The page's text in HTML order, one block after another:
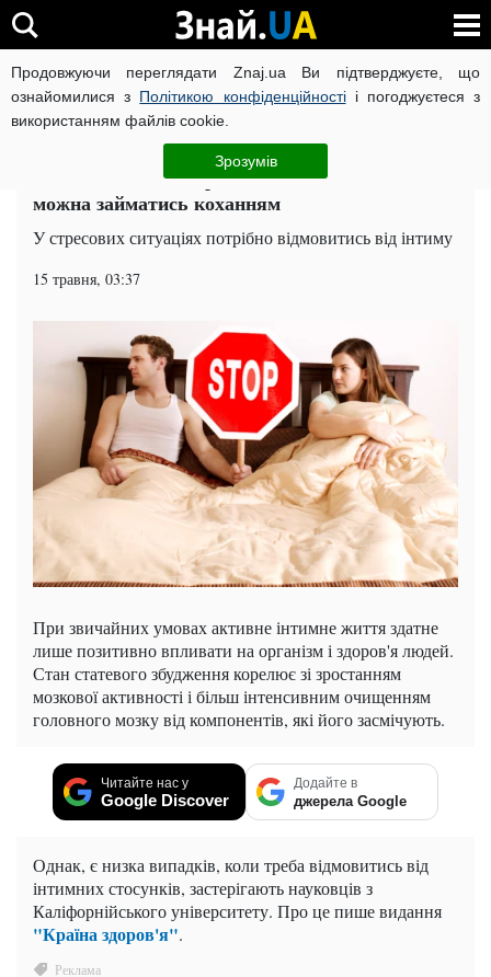
Продовжуючи переглядати Znaj.ua Ви підтверджуєте, що
ознайомилися з Політикою конфіденційностіі погоджуєтеся з
використанням файлів cookie.
Зрозумів
ВІЙНА РОСІЇ ПРОТИ УКРАЇНИ КОРОНАВІРУС В УКРАЇНІ
ЧИТАТЬ НА РУССКОМ
Небезпечно для здоров'я: в яких випадках не
можна займатись коханням
У стресових ситуаціях потрібно відмовитись від інтиму
15 травня, 03:37
При звичайних умовах активне інтимне життя здатне
лише позитивно впливати на організм і здоров'я людей.
Стан статевого збудження корелює зі зростанням
мозкової активності і більш інтенсивним очищенням
головного мозку від компонентів, які його засмічують.
Читайте нас у
Google Discover
Додайте в
джерела Google
Однак, є низка випадків, коли треба відмовитись від
інтимних стосунків, застерігають науковців з
Каліфорнійського університету. Про це пише видання
"Країна здоров'я".